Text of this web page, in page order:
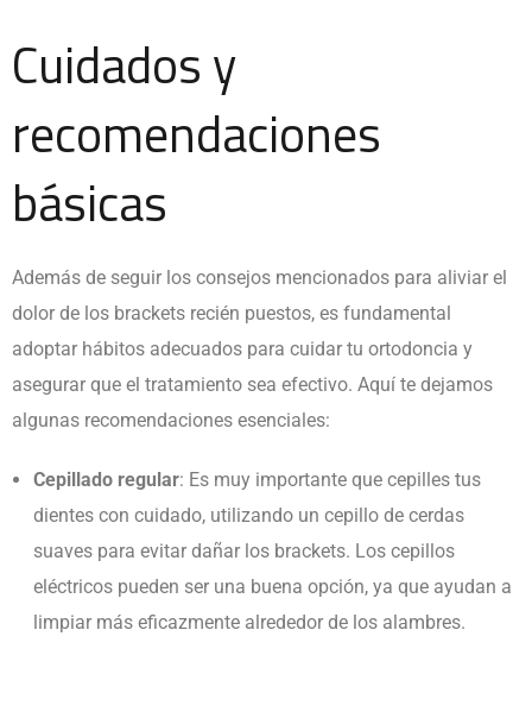
Cuidados y
recomendaciones
básicas
Además de seguir los consejos mencionados para aliviar el
dolor de los brackets recién puestos, es fundamental
adoptar hábitos adecuados para cuidar tu ortodoncia y
asegurar que el tratamiento sea efectivo. Aquí te dejamos
algunas recomendaciones esenciales:
Cepillado regular: Es muy importante que cepilles tus
dientes con cuidado, utilizando un cepillo de cerdas
suaves para evitar dañar los brackets. Los cepillos
eléctricos pueden ser una buena opción, ya que ayudan a
limpiar más eficazmente alrededor de los alambres.